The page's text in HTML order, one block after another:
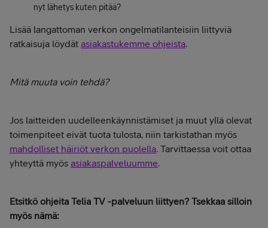
nyt lähetys kuten pitää?
Lisää langattoman verkon ongelmatilanteisiin liittyviä
ratkaisuja löydät asiakastukemme ohjeista.
Mitä muuta voin tehdä?
Jos laitteiden uudelleenkäynnistämiset ja muut yllä olevat
toimenpiteet eivät tuota tulosta, niin tarkistathan myös
mahdolliset häiriöt verkon puolella. Tarvittaessa voit ottaa
yhteyttä myös asiakaspalveluumme.
Etsitkö ohjeita Telia TV -palveluun liittyen? Tsekkaa silloin
myös nämä: